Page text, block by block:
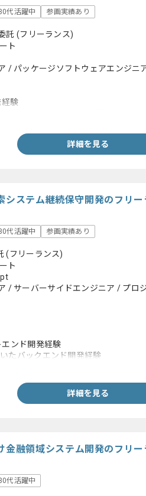
代活躍中 参画実績あり
託(フリーランス)
ト
/ パッケージソフトウェアエンジニ
験
詳細を見る
システム継続保守開発のフリ
代活躍中 参画実績あり
(フリーランス)
ト
/ サーバーサイドエンジニア / プロ
ンド開発経験
たバックエンド開発経験
詳細を見る
金融領域システム開発のフリ
代活躍中